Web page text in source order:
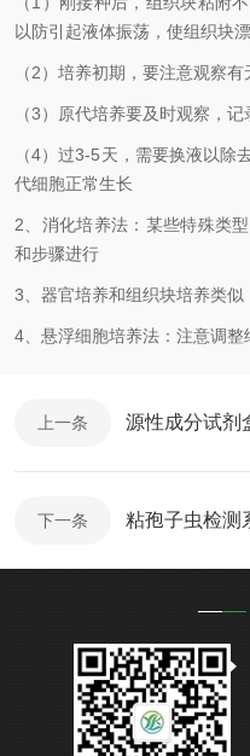
以防引起液体振荡，使组织块
（2）培养初期，要注意观察
（3）原代培养要及时观察，记
（4）过3-5天，需要换液以除
代细胞正常生长
2、消化培养法：某些特殊类
和步骤进行
3、器官培养和组织块培养类似
4、悬浮细胞培养法：注意调整
上一条 源性成分试剂
下一条 粘孢子虫检测